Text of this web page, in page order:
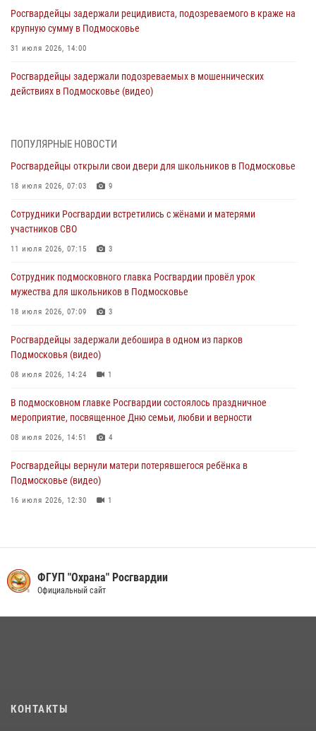
Росгвардейцы задержали рецидивиста, подозреваемого в краже на
крупную сумму в Подмосковье
31 июля 2026, 14:00
Росгвардейцы задержали подозреваемых в мошеннических
действиях в Подмосковье (видео)
Росгвардейцы задержали нетрезвую автоледи в Подмосковье
30 июля 2026, 08:10
федеральном розыске (видео)
29 июля 2026, 14:44
29 июля 2026, 14:37
Росгвардейцы задержали нетрезвого нарушителя общественного
27 июля 2026, 14:12
ПОПУЛЯРНЫЕ НОВОСТИ
Росгвардейцы открыли свои двери для школьников в Подмосковье
18 июля 2026, 07:03 9
Сотрудники Росгвардии встретились с жёнами и матерями
участников СВО
11 июля 2026, 07:15 3
Сотрудник подмосковного главка Росгвардии провёл урок
мужества для школьников в Подмосковье
18 июля 2026, 07:09 3
Росгвардейцы задержали дебошира в одном из парков
Подмосковья (видео)
08 июля 2026, 14:24 1
В подмосковном главке Росгвардии состоялось праздничное
мероприятие, посвященное Дню семьи, любви и верности
08 июля 2026, 14:51 4
Росгвардейцы вернули матери потерявшегося ребёнка в
Подмосковье (видео)
16 июля 2026, 12:30 1
19 июля 2026, 06:00 2
Росгвардейцы задержали рецидивиста, подозреваемого в краже на
крупную сумму в Подмосковье
ФГУП "Охрана" Росгвардии
Официальный сайт
КОНТАКТЫ